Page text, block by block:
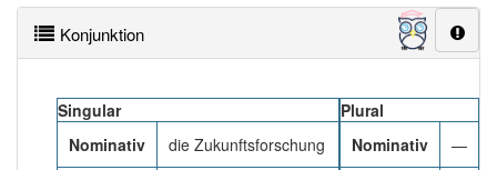
Wörter mit Endung
Wörter mit Endung-zukunftsforschungaber mit
einem anderen Artikeldie: 0
Konjunktion
Singular
Nominativ
die Zukunftsforschung
Plural
Nominativ
—